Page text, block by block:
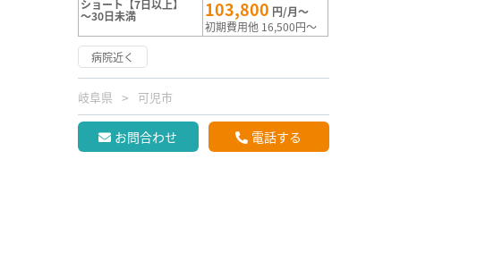
ショート【7日以上】
～30日未満 103,800 円/月～
初期費用他 16,500円～
病院近く
岐阜県 可児市
お問合わせ 電話する